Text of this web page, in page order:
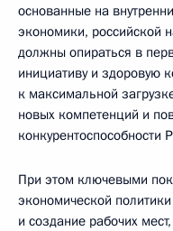
основанные на
экономики, российской
должны опираться в
инициативу и здоровую
к максимальной
новых компетенций и
конкурентоспособности
При этом ключевыми
экономической
и создание рабочих